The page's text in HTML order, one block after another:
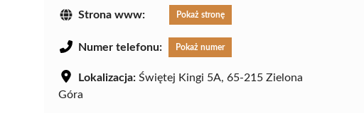
Strona www: Pokaż stronę
Numer telefonu: Pokaż numer
Lokalizacja: Świętej Kingi 5A, 65-215 Zielona
Góra